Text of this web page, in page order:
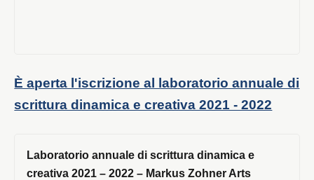
È aperta l'iscrizione al laboratorio annuale di
scrittura dinamica e creativa 2021 - 2022
Laboratorio annuale di scrittura dinamica e
creativa 2021 – 2022 – Markus Zohner Arts